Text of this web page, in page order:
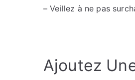
– Veillez à ne pas
Ajoutez